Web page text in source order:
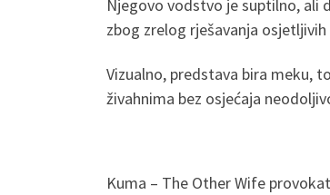
Njegovo vodstvo je suptilno, ali
zbog zrelog rješavanja
Vizualno, predstava bira meku,
živahnima bez osjećaja
Kuma – The Other Wife